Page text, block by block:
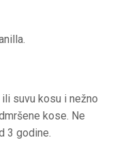
suvu kosu i nežno
kose. Ne
3 godine.